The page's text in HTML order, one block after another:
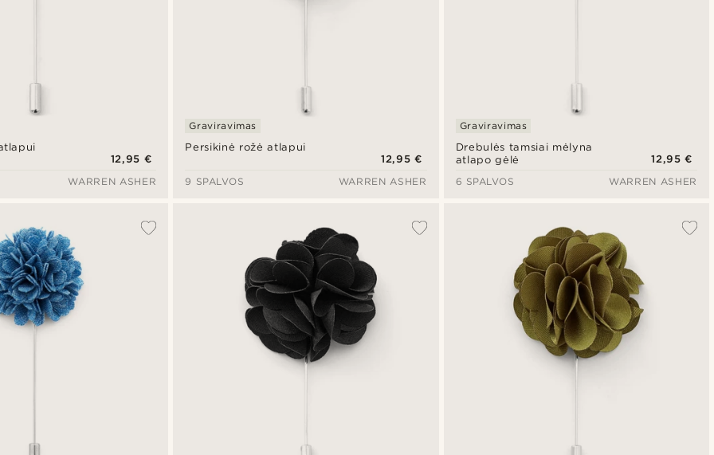
12,95 €
WARREN ASHER
Persikinė rožė atlapui
Graviravimas
12,95 €
9 SPALVOS
WARREN ASHER
Drebulės tamsiai mėlyna
atlapo gėlė
Graviravimas
12,95 €
6 SPALVOS
WARREN ASHER